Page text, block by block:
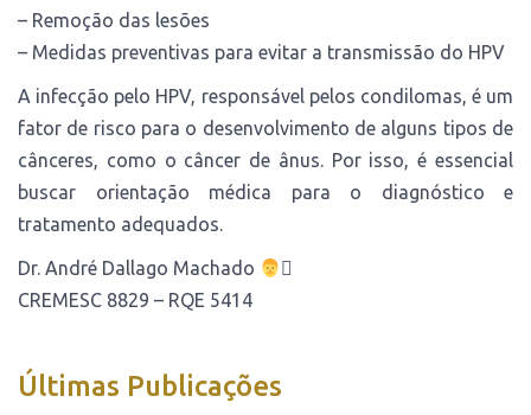
– Remoção das lesões
– Medidas preventivas para evitar a transmissão do HPV
A infecção pelo HPV, responsável pelos condilomas, é um
fator de risco para o desenvolvimento de alguns tipos de
cânceres, como o câncer de ânus. Por isso, é essencial
buscar orientação médica para o diagnóstico e
tratamento adequados.
Dr. André Dallago Machado
‍⚕
CREMESC 8829 – RQE 5414
Últimas Publicações